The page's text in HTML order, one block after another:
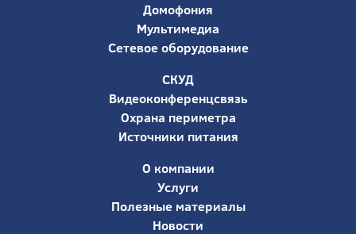
Домофония
Мультимедиа
Сетевое оборудование
СКУД
Видеоконференцсвязь
Охрана периметра
Источники питания
О компании
Услуги
Полезные материалы
Новости